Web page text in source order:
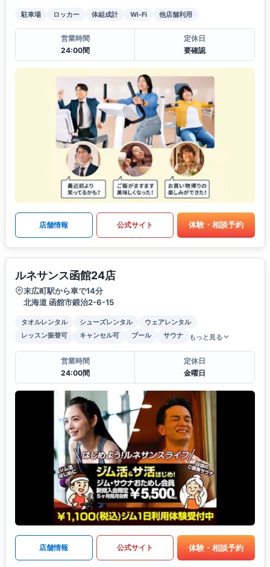
駐車場 ロッカー 体組成計 Wi-Fi 他店舗利用
営業時間
24:00間
定休日
要確認
店舗情報 公式サイト 体験・相談予約
ルネサンス函館24店
末広町駅から車で14分
北海道 函館市鍛治2-6-15
タオルレンタル シューズレンタル
ウェアレンタル
レッスン振替可
キャンセル可 プール サウナ もっと見る
営業時間
24:00間
定休日
金曜日
店舗情報 公式サイト 体験・相談予約